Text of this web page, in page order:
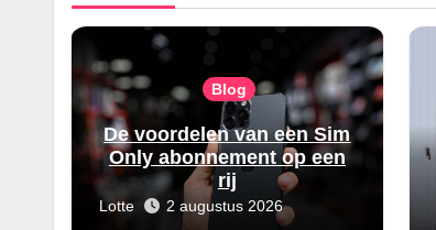
Blog
De voordelen van een Sim
Only abonnement op een
rij
Lotte 2 augustus 2026